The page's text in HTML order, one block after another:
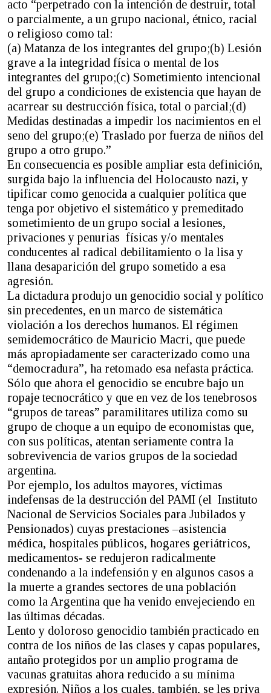
acto “perpetrado con la intención de destruir, total
o parcialmente, a un grupo nacional, étnico, racial
o religioso como tal:
(a) Matanza de los integrantes del grupo;(b) Lesión
grave a la integridad física o mental de los
integrantes del grupo;(c) Sometimiento intencional
del grupo a condiciones de existencia que hayan de
acarrear su destrucción física, total o parcial;(d)
Medidas destinadas a impedir los nacimientos en el
seno del grupo;(e) Traslado por fuerza de niños del
grupo a otro grupo.”
En consecuencia es posible ampliar esta definición,
surgida bajo la influencia del Holocausto nazi, y
tipificar como genocida a cualquier política que
tenga por objetivo el sistemático y premeditado
sometimiento de un grupo social a lesiones,
privaciones y penurias físicas y/o mentales
conducentes al radical debilitamiento o la lisa y
llana desaparición del grupo sometido a esa
agresión.
La dictadura produjo un genocidio social y político
sin precedentes, en un marco de sistemática
violación a los derechos humanos. El régimen
semidemocrático de Mauricio Macri, que puede
más apropiadamente ser caracterizado como una
“democradura”, ha retomado esa nefasta práctica.
Sólo que ahora el genocidio se encubre bajo un
ropaje tecnocrático y que en vez de los tenebrosos
“grupos de tareas” paramilitares utiliza como su
grupo de choque a un equipo de economistas que,
con sus políticas, atentan seriamente contra la
sobrevivencia de varios grupos de la sociedad
argentina.
Por ejemplo, los adultos mayores, víctimas
indefensas de la destrucción del PAMI (el Instituto
Nacional de Servicios Sociales para Jubilados y
Pensionados) cuyas prestaciones –asistencia
médica, hospitales públicos, hogares geriátricos,
medicamentos- se redujeron radicalmente
condenando a la indefensión y en algunos casos a
la muerte a grandes sectores de una población
como la Argentina que ha venido envejeciendo en
las últimas décadas.
Lento y doloroso genocidio también practicado en
contra de los niños de las clases y capas populares,
antaño protegidos por un amplio programa de
vacunas gratuitas ahora reducido a su mínima
expresión. Niños a los cuales, también, se les priva